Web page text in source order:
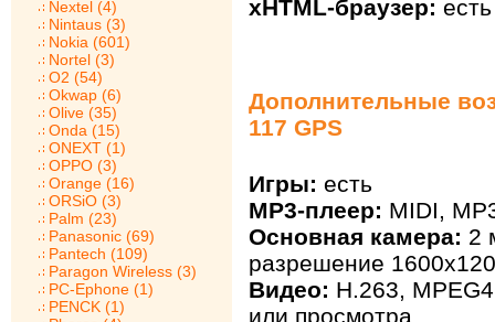
Nextel (4)
Nintaus (3)
Nokia (601)
Nortel (3)
O2 (54)
Okwap (6)
Olive (35)
Onda (15)
ONEXT (1)
OPPO (3)
Orange (16)
ORSiO (3)
Palm (23)
Panasonic (69)
Pantech (109)
Paragon Wireless (3)
PC-Ephone (1)
PENCK (1)
xHTML-браузер: есть
Дополнительные
117 GPS
Игры: есть
MP3-плеер: MIDI,
Основная камера: 2
разрешение
Видео: H.263,
или просмотра